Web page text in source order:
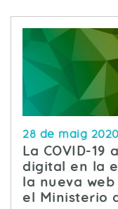
28 de maig 2020
La COVID-
digital en la
la nueva web
el Ministerio